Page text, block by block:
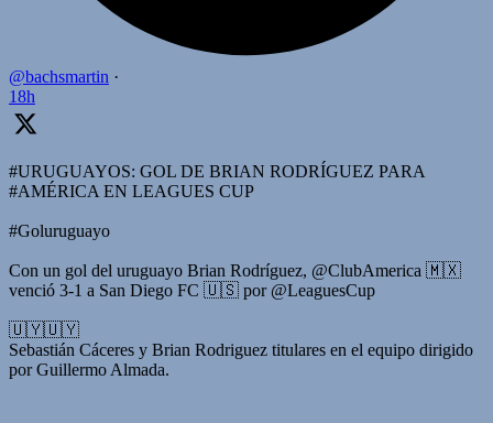
@bachsmartin ·
18h
#URUGUAYOS: GOL DE BRIAN RODRÍGUEZ PARA
#AMÉRICA EN LEAGUES CUP
#Goluruguayo
Con un gol del uruguayo Brian Rodríguez, @ClubAmerica 🇲🇽
venció 3-1 a San Diego FC 🇺🇸 por @LeaguesCup
🇺🇾🇺🇾
Sebastián Cáceres y Brian Rodriguez titulares en el equipo dirigido
por Guillermo Almada.